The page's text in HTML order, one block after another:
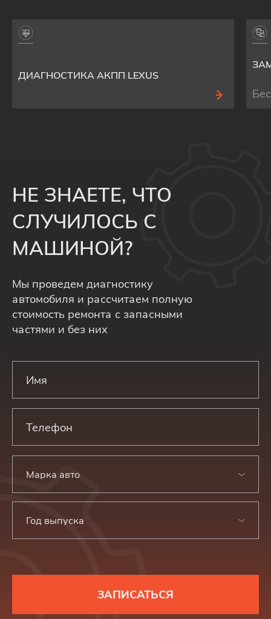
ДИАГНОСТИКА АКПП LEXUS
НЕ ЗНАЕТЕ, ЧТО
СЛУЧИЛОСЬ С
МАШИНОЙ?
Мы проведем диагностику
автомобиля и рассчитаем полную
стоимость ремонта с запасными
частями и без них
Марка авто
Год выпуска
ЗАПИСАТЬСЯ